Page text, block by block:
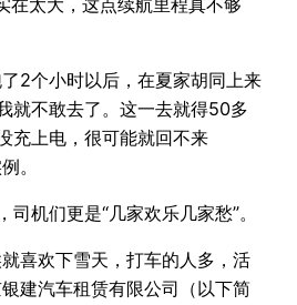
2个小时以后，在夏家胡同上来
就不敢去了。这一去就得50多
充上电，很可能就回不来
。
机们更是“几家欢乐几家愁”。
喜欢下雪天，打车的人多，活
建汽车租赁有限公司（以下简